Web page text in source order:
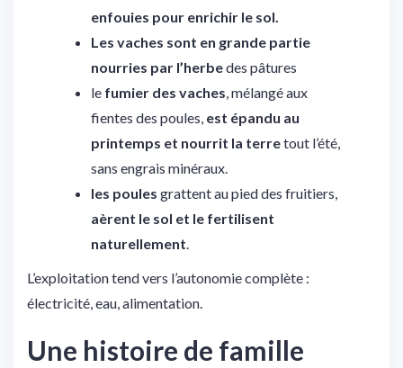
enfouies pour enrichir le sol.
Les vaches sont en grande partie
nourries par l’herbedes pâtures
le fumier des vaches, mélangé aux
fientes des poules, est épandu au
printemps et nourrit la terretout l’été,
sans engrais minéraux.
les poules grattent au pied des fruitiers,
aèrent le sol et le fertilisent
naturellement.
L’exploitation tend vers l’autonomie complète :
électricité, eau, alimentation.
Une histoire de famille